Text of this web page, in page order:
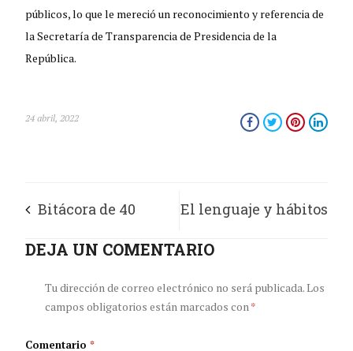
públicos, lo que le mereció un reconocimiento y referencia de
la Secretaría de Transparencia de Presidencia de la
República.
24 abril, 2022
Bitácora de 40
meses a bordo
El lenguaje y hábitos
pandemia
DEJA UN COMENTARIO
Tu dirección de correo electrónico no será publicada.Los
campos obligatorios están marcados con*
Comentario*